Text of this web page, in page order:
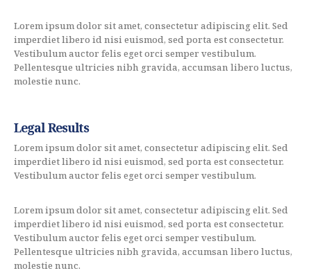
Lorem ipsum dolor sit amet, consectetur adipiscing elit. Sed
imperdiet libero id nisi euismod, sed porta est consectetur.
Vestibulum auctor felis eget orci semper vestibulum.
Pellentesque ultricies nibh gravida, accumsan libero luctus,
molestie nunc.
Legal Results
Lorem ipsum dolor sit amet, consectetur adipiscing elit. Sed
imperdiet libero id nisi euismod, sed porta est consectetur.
Vestibulum auctor felis eget orci semper vestibulum.
Lorem ipsum dolor sit amet, consectetur adipiscing elit. Sed
imperdiet libero id nisi euismod, sed porta est consectetur.
Vestibulum auctor felis eget orci semper vestibulum.
Pellentesque ultricies nibh gravida, accumsan libero luctus,
molestie nunc.